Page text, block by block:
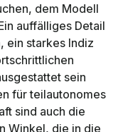
dem Modell
auffälliges Detail
ein starkes Indiz
sein
für teilautonomes
sind auch die
Winkel, die in die